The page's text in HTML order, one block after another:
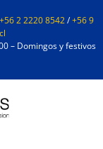
+56 2 2220 8542/+56 9
– Domingos y festivos